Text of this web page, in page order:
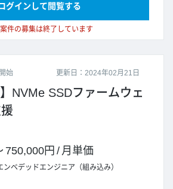
件の募集は終了しています
グインして閲覧する
更新日：2024年02月21日
始
NVMe SSDファームウェ
750,000円 / 月単価
ンベデッドエンジニア（組み込み）